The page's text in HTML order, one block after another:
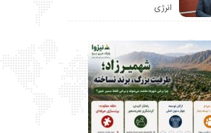
انرژی